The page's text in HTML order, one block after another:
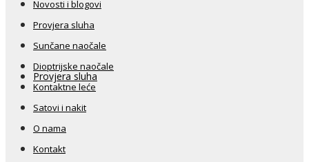
Provjera sluha
Novosti i blogovi
Provjera sluha
Sunčane naočale
Dioptrijske naočale
Kontaktne leće
Satovi i nakit
O nama
Kontakt